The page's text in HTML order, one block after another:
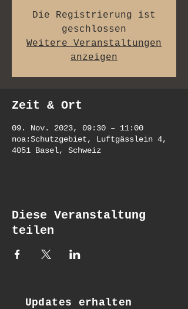
Die Registrierung ist
geschlossen
Weitere Veranstaltungen
anzeigen
Zeit & Ort
09. Nov. 2023, 09:30 – 11:00
noa:Schutzgebiet, Luftgässlein 4,
4051 Basel, Schweiz
Diese Veranstaltung
teilen
Updates erhalten